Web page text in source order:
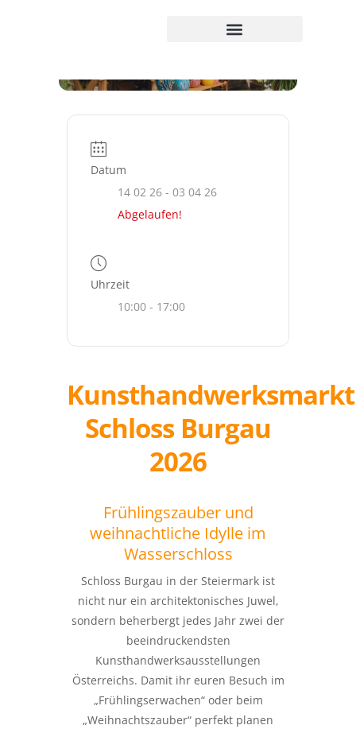
Datum
14 02 26 - 03 04 26
Abgelaufen!
Uhrzeit
10:00 - 17:00
Kunsthandwerksmarkt
Schloss Burgau
2026
Frühlingszauber und
weihnachtliche Idylle im
Wasserschloss
Schloss Burgau in der Steiermark ist
nicht nur ein architektonisches Juwel,
sondern beherbergt jedes Jahr zwei der
beeindruckendsten
Kunsthandwerksausstellungen
Österreichs. Damit ihr euren Besuch im
„Frühlingserwachen“ oder beim
„Weihnachtszauber“ perfekt planen